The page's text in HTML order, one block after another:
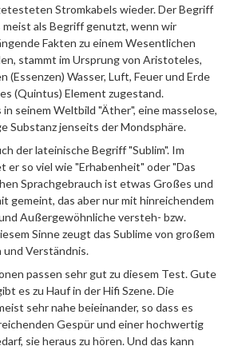
Stromkabels wieder. Der Begriff
als Begriff genutzt, wenn wir
Fakten zu einem Wesentlichen
stammt im Ursprung von Aristoteles,
(Essenzen) Wasser, Luft, Feuer und Erde
(Quintus) Element zugestand.
seinem Weltbild "Äther", eine masselose,
Substanz jenseits der Mondsphäre.
der lateinische Begriff "Sublim". Im
er so viel wie "Erhabenheit" oder "Das
Sprachgebrauch ist etwas Großes und
gemeint, das aber nur mit hinreichendem
Außergewöhnliche versteh- bzw.
Sinne zeugt das Sublime von großem
und Verständnis.
passen sehr gut zu diesem Test. Gute
es zu Hauf in der Hifi Szene. Die
sehr nahe beieinander, so dass es
Gespür und einer hochwertig
sie heraus zu hören. Und das kann